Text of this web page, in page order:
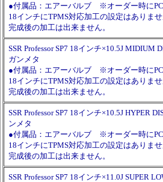
●付属品：エアーバルブ ※オーダー時に
18インチにTPMS対応加工の設定はありま
完成後の加工は出来ません。
SSR Professor SP7 18インチ×10.5J
ガンメタ
●付属品：エアーバルブ ※オーダー時に
18インチにTPMS対応加工の設定はありま
完成後の加工は出来ません。
SSR Professor SP7 18インチ×10.5J HYPER
ンメタ
●付属品：エアーバルブ ※オーダー時に
18インチにTPMS対応加工の設定はありま
完成後の加工は出来ません。
SSR Professor SP7 18インチ×11.0J SUPER